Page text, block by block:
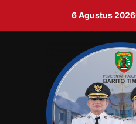
content
6 Agustus 2026